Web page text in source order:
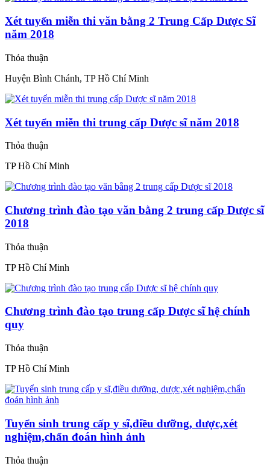
Xét tuyển miễn thi văn bằng 2 Trung Cấp Dược Sĩ
năm 2018
Thỏa thuận
Huyện Bình Chánh, TP Hồ Chí Minh
Xét tuyển miễn thi trung cấp Dược sĩ năm 2018
Thỏa thuận
TP Hồ Chí Minh
Chương trình đào tạo văn bằng 2 trung cấp Dược sĩ
2018
Thỏa thuận
TP Hồ Chí Minh
Chương trình đào tạo trung cấp Dược sĩ hệ chính
quy
Thỏa thuận
TP Hồ Chí Minh
Tuyển sinh trung cấp y sĩ,điều dưỡng, dược,xét
nghiệm,chẩn đoán hình ảnh
Thỏa thuận